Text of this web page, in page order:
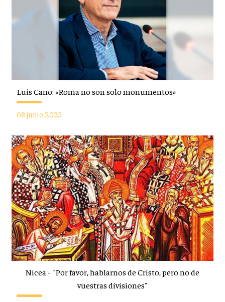
Luis Cano: «Roma no son solo monumentos»
08 junio 2025
Nicea - "Por favor, hablarnos de Cristo, pero no de
vuestras divisiones"